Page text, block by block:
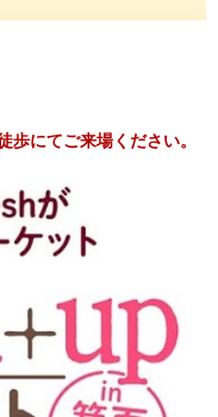
にてご来場ください。